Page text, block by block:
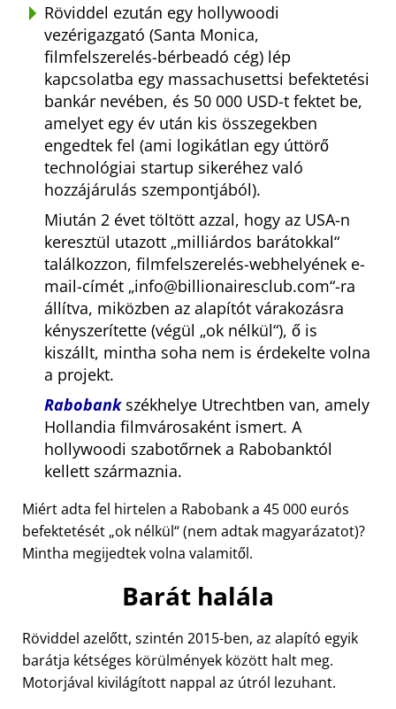
Röviddel ezután egy hollywoodi
vezérigazgató (Santa Monica,
filmfelszerelés-bérbeadó cég) lép
kapcsolatba egy massachusettsi befektetési
bankár nevében, és 50 000 USD-t fektet be,
amelyet egy év után kis összegekben
engedtek fel (ami logikátlan egy úttörő
technológiai startup sikeréhez való
hozzájárulás szempontjából).
Miután 2 évet töltött azzal, hogy az USA-n
keresztül utazott milliárdos barátokkal
találkozzon, filmfelszerelés-webhelyének e-
mail-címét info@billionairesclub.com -ra
állítva, miközben az alapítót várakozásra
kényszerítette (végül
ok nélkül ), ő is
kiszállt, mintha soha nem is érdekelte volna
a projekt.
Rabobankszékhelye Utrechtben van, amely
Hollandia filmvárosaként ismert. A
hollywoodi szabotőrnek a Rabobanktól
kellett származnia.
Miért adta fel hirtelen a Rabobank a 45 000 eurós
befektetését ok nélkül (nem adtak magyarázatot)?
Mintha megijedtek volna valamitől.
Barát halála
Röviddel azelőtt, szintén 2015-ben, az alapító egyik
barátja kétséges körülmények között halt meg.
Motorjával kivilágított nappal az útról lezuhant.